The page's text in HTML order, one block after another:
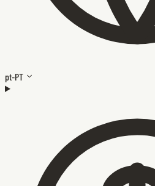
pt-PT